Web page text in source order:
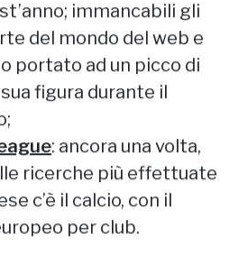
immancabili gli
del mondo del web e
portato ad un picco di
figura durante il
: ancora una volta,
ricerche più effettuate
c’è il calcio, con il
per club.